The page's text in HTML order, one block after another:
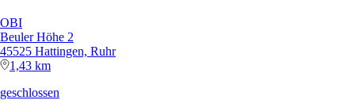
OBI
Beuler Höhe 2
45525 Hattingen, Ruhr
1,43 km
geschlossen